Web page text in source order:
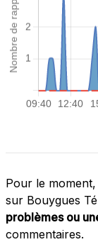
Pour le
sur Bouygues
problèmes ou
commentaires.